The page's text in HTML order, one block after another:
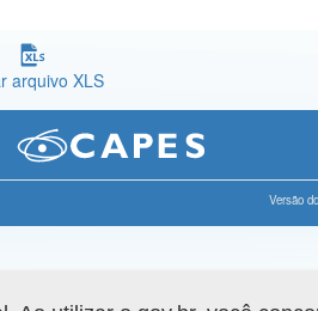
arquivo XLS
Versão